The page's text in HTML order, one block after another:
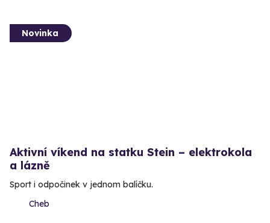
Novinka
Aktivní víkend na statku Stein – elektrokola
a lázně
Sport i odpočinek v jednom balíčku.
Cheb